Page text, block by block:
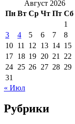
Август 2026
Пн Вт Ср Чт Пт Сб
1
3
4 5 6 7 8
10 11 12 13 14 15
17 18 19 20 21 22
24 25 26 27 28 29
31
« Июл
Рубрики